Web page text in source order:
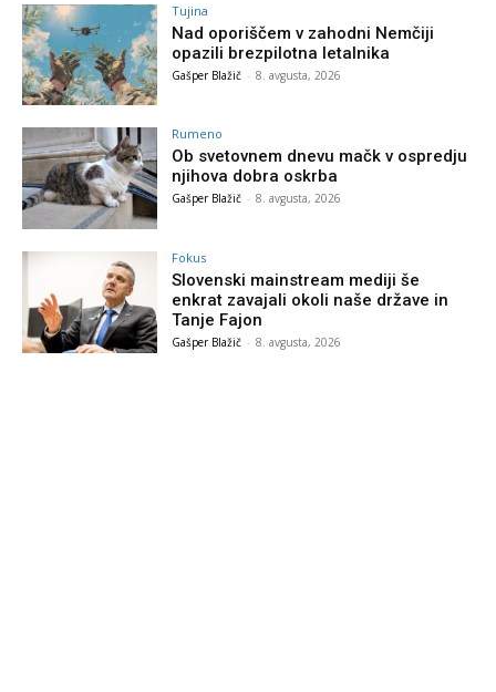
Tujina
Nad oporiščem v zahodni Nemčiji
opazili brezpilotna letalnika
Gašper Blažič - 8. avgusta, 2026
Rumeno
Ob svetovnem dnevu mačk v ospredju
njihova dobra oskrba
Gašper Blažič - 8. avgusta, 2026
Fokus
Slovenski mainstream mediji še
enkrat zavajali okoli naše države in
Tanje Fajon
Gašper Blažič - 8. avgusta, 2026